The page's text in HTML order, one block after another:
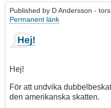
Published by D Andersson -
Permanent länk
Hej!
Hej!
För att undvika
den amerikanska skatten.